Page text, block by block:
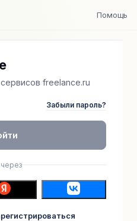
Помощь
freelance.ru
Забыли пароль?